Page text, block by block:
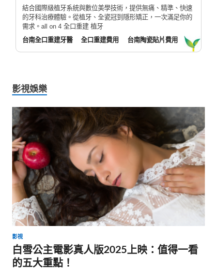
結合國際級植牙系統與數位美學技術，提供無痛、精準、快速
的牙科治療體驗。從植牙、全瓷冠到隱形矯正，一次滿足你的
需求。all on 4 全口重建 植牙
台南全口重建牙醫
全口重建費用 台南陶瓷貼片費用
影視娛樂
影視
白雪公主電影真人版2025上映：值得一看
的五大重點！